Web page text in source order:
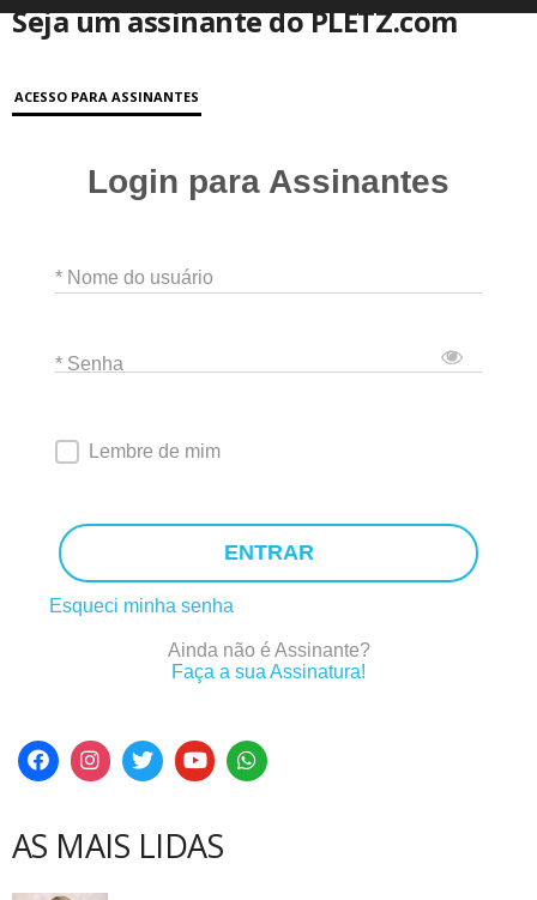
Seja um assinante do PLETZ.com
ACESSO PARA ASSINANTES
Login para Assinantes
* Nome do usuário
* Senha
Lembre de mim
ENTRAR
Esqueci minha senha
Ainda não é Assinante?
Faça a sua Assinatura!
AS MAIS LIDAS